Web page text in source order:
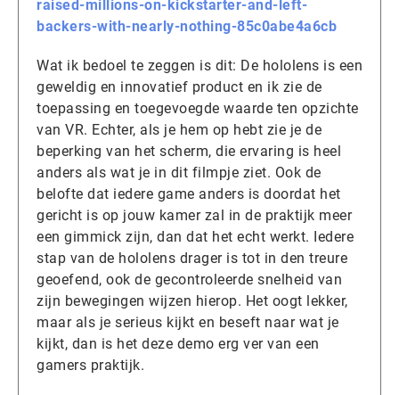
raised-millions-on-kickstarter-and-left-
backers-with-nearly-nothing-85c0abe4a6cb
Wat ik bedoel te zeggen is dit: De hololens is een
geweldig en innovatief product en ik zie de
toepassing en toegevoegde waarde ten opzichte
van VR. Echter, als je hem op hebt zie je de
beperking van het scherm, die ervaring is heel
anders als wat je in dit filmpje ziet. Ook de
belofte dat iedere game anders is doordat het
gericht is op jouw kamer zal in de praktijk meer
een gimmick zijn, dan dat het echt werkt. Iedere
stap van de hololens drager is tot in den treure
geoefend, ook de gecontroleerde snelheid van
zijn bewegingen wijzen hierop. Het oogt lekker,
maar als je serieus kijkt en beseft naar wat je
kijkt, dan is het deze demo erg ver van een
gamers praktijk.